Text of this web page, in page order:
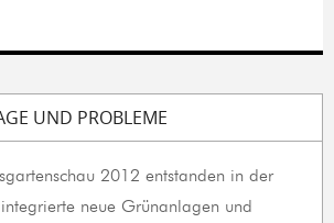
UND PROBLEME
2012 entstanden in der
neue Grünanlagen und